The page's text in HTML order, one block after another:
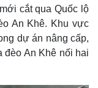
cắt qua Quốc lộ
An Khê. Khu vực
dự án nâng cấp,
An Khê nối hai